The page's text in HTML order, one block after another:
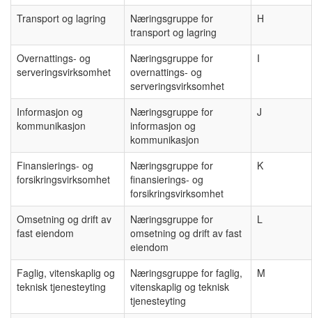
Transport og lagring
Næringsgruppe for
transport og lagring
H
Overnattings- og
serveringsvirksomhet
Næringsgruppe for
overnattings- og
serveringsvirksomhet
I
Informasjon og
kommunikasjon
Næringsgruppe for
informasjon og
kommunikasjon
J
Finansierings- og
forsikringsvirksomhet
Næringsgruppe for
finansierings- og
forsikringsvirksomhet
K
Omsetning og drift av
fast eiendom
Næringsgruppe for
omsetning og drift av fast
eiendom
L
Faglig, vitenskaplig og
teknisk tjenesteyting
Næringsgruppe for faglig,
vitenskaplig og teknisk
tjenesteyting
M